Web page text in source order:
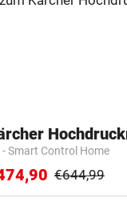
- Smart Control Home
€644,99